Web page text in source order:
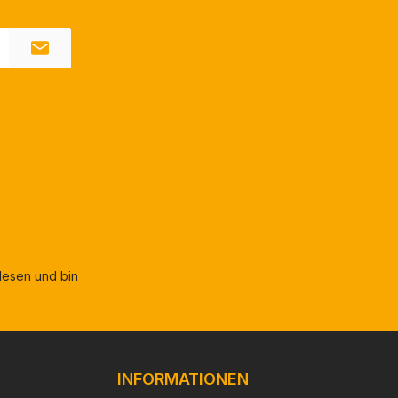
und bin
INFORMATIONEN